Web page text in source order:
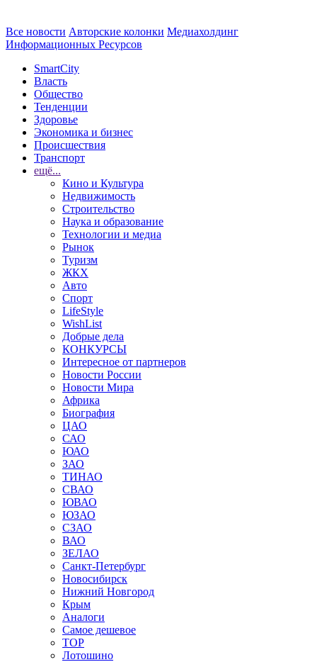
Все новости Авторские колонки Медиахолдинг
Информационных Ресурсов
SmartCity
Власть
Общество
Тенденции
Здоровье
Экономика и бизнес
Происшествия
Транспорт
ещё...
Кино и Культура
Недвижимость
Строительство
Наука и образование
Технологии и медиа
Рынок
Туризм
ЖКХ
Авто
Спорт
LifeStyle
WishList
Добрые дела
КОНКУРСЫ
Интересное от партнеров
Новости России
Новости Мира
Африка
Биография
ЦАО
САО
ЮАО
ЗАО
ТИНАО
СВАО
ЮВАО
ЮЗАО
СЗАО
ВАО
ЗЕЛАО
Санкт-Петербург
Новосибирск
Нижний Новгород
Крым
Аналоги
Самое дешевое
TOP
Лотошино